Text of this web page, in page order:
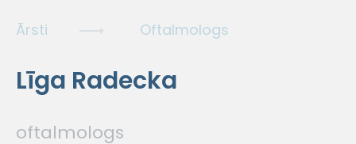
Ārsti Oftalmologs
Līga Radecka
oftalmologs